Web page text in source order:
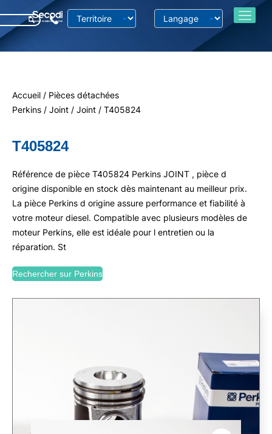
Accueil / Pièces détachées
Perkins / Joint / Joint / T405824
T405824
Référence de pièce T405824 Perkins JOINT , pièce d
origine disponible en stock dès maintenant au meilleur prix.
La pièce Perkins d origine assure performance et fiabilité à
votre moteur diesel. Compatible avec plusieurs modèles de
moteur Perkins, elle est idéale pour l entretien ou la
réparation. St
Rechercher sur Perkins